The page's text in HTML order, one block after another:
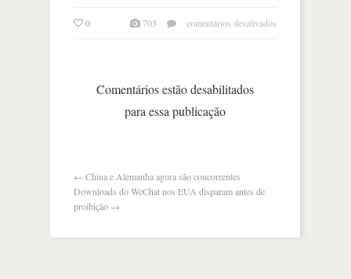
0 703 comentários desativados
Comentários estão desabilitados
para essa publicação
← China e Alemanha agora são concorrentes
Downloads do WeChat nos EUA disparam antes de
proibição →